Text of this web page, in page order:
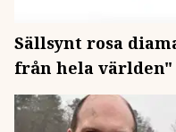
Sällsynt rosa
från hela världen"